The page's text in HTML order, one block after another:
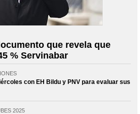
que revela que
% Servinabar
con EH Bildu y PNV para evaluar sus
2025